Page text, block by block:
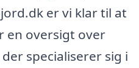
er vi klar til at
en oversigt over
specialiserer sig i